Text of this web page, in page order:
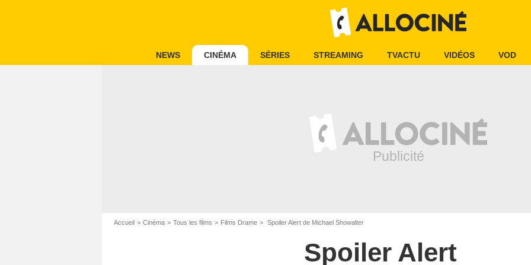
NEWS CINÉMA SÉRIES STREAMING TVACTU VIDÉOS VOD
Accueil Cinéma Tous les films Films Drame Spoiler Alert de Michael Showalter
Spoiler Alert